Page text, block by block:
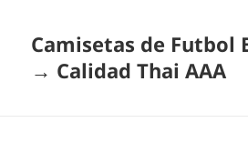
Camisetas de Futbol
→ Calidad Thai AAA